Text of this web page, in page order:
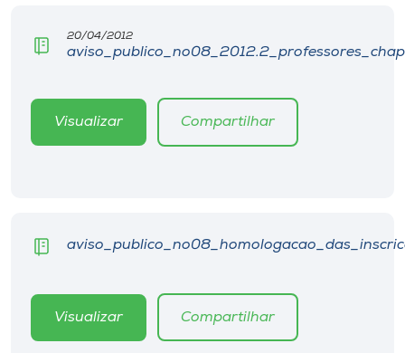
Unoesc
Store
Selecione
20/04/2012
Visualizar Compartilhar
Visualizar Compartilhar